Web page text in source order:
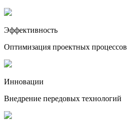
Эффективность
Оптимизация проектных процессов
Инновации
Внедрение передовых технологий